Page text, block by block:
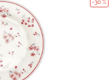
-30 %